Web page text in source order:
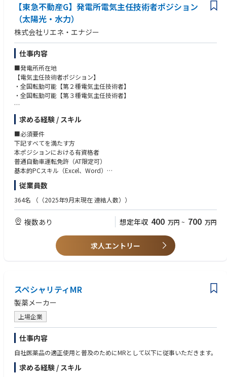
【東急不動産G】発電所電気主任技術者ポジション
（太陽光・水力）
株式会社リエネ・エナジー
仕事内容
■発電所所在地
【電気主任技術者ポジション】
・全国転勤可能【第２種電気主任技術者】
・全国転勤可能【第３種電気主任技術者】
～北海道、東北エリア～（青森県、岩手県、宮城県、秋田県、山形県、福
島県）
・北海道根室市【第２種電気主任技術者】
・青森県青森市【第２種電気主任技術者】
・青森県野辺地町【第２種電気主任技術者】
・青森県八戸市【第２種電気主任技術者】
・岩手県一関市【第２種電気主任技術者】
・岩手県盛岡市【第２種電気主任技術者】
・宮城県柴田郡川崎町【第３種電気主任技術者】
・宮城県気仙沼市【第２種電気主任技術者】
・宮城県白石市【第２種電気主任技術者】
・宮城県白石市【第３種電気主任技術者】
・宮城県大崎市【第３種電気主任技術者】
・秋田県由利本荘市【第２種電気主任技術者】
・福島県南相馬市【第３種電気主任技術者】
・福島県白河市【第２種電気主任技術者】
・福島県白河市【第３種電気主任技術者】
・福島県須賀川市【第３種電気主任技術者】
・福島県福島市【第２種電気主任技術者】
・福島県福島市【第３種電気主任技術者】
・福島県いわき市【第２種電気主任技術者】
・福島県いわき市【第３種電気主任技術者】
・福島県二本松市【第２種電気主任技術者】
・福島県楢葉町【第２種電気主任技術者】
求める経験 / スキル
■必須要件
下記すべてを満たす方
本ポジションにおける有資格者
普通自動車運転免許（AT限定可）
基本的PCスキル（Excel、Word）
※太陽光発電所での実務経験は不問です。
従業員数
364名 （（2025年9月末現在 連結人数））
複数あり 想定年収 400 万円 ~ 700 万円
求人エントリー
スペシャリティMR
製薬メーカー
上場企業
仕事内容
自社医薬品の適正使用と普及のためにMRとして以下に従事いただきます。
求める経験 / スキル